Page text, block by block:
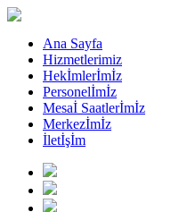
Ana Sayfa
Hizmetlerimiz
Hekİmlerİmİz
Personelİmİz
Mesaİ Saatlerİmİz
Merkezİmİz
İletİşİm